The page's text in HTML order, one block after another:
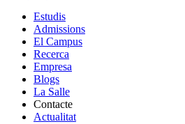
Estudis
Admissions
El Campus
Recerca
Empresa
Blogs
La Salle
Contacte
Actualitat